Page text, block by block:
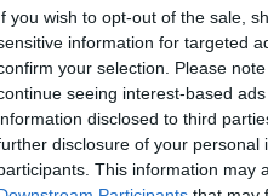
you wish to opt-out of the sale,
information for targeted
your selection. Please
seeing interest-based
disclosed to third
disclosure of your personal
This information may
beinhaltet er?